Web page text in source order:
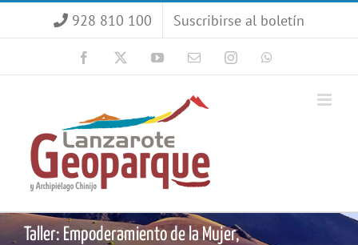
928 810 100 Suscribirse al boletín
Facebook YouTubeCorreoInstagram
Taller: Empoderamiento de la Mujer,